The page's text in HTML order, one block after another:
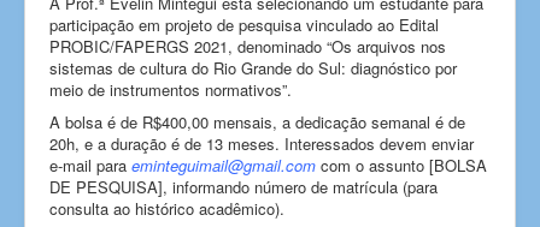
participação em projeto de pesquisa vinculado ao Edital
PROBIC/FAPERGS 2021, denominado “Os arquivos nos
sistemas de cultura do Rio Grande do Sul: diagnóstico por
meio de instrumentos normativos”.
A bolsa é de R$400,00 mensais, a dedicação semanal é de
20h, e a duração é de 13 meses. Interessados devem enviar
e-mail para eminteguimail@gmail.com com o assunto [BOLSA
DE PESQUISA], informando número de matrícula (para
consulta ao histórico acadêmico).